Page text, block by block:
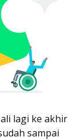
lagi ke akhir
sampai